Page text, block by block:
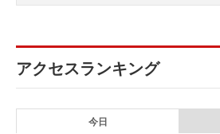
アクセスランキング
今日